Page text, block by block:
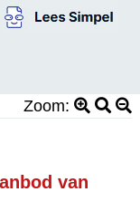
Zoom:
van